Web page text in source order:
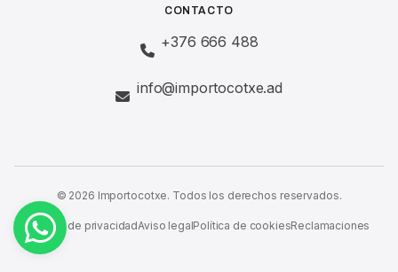
CONTACTO
+376 666 488
info@importocotxe.ad
© 2026 Importocotxe. Todos los derechos reservados.
Política de privacidadAviso legalPolítica de cookiesReclamaciones